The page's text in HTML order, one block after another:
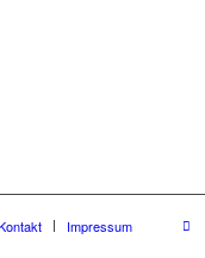
Impressum